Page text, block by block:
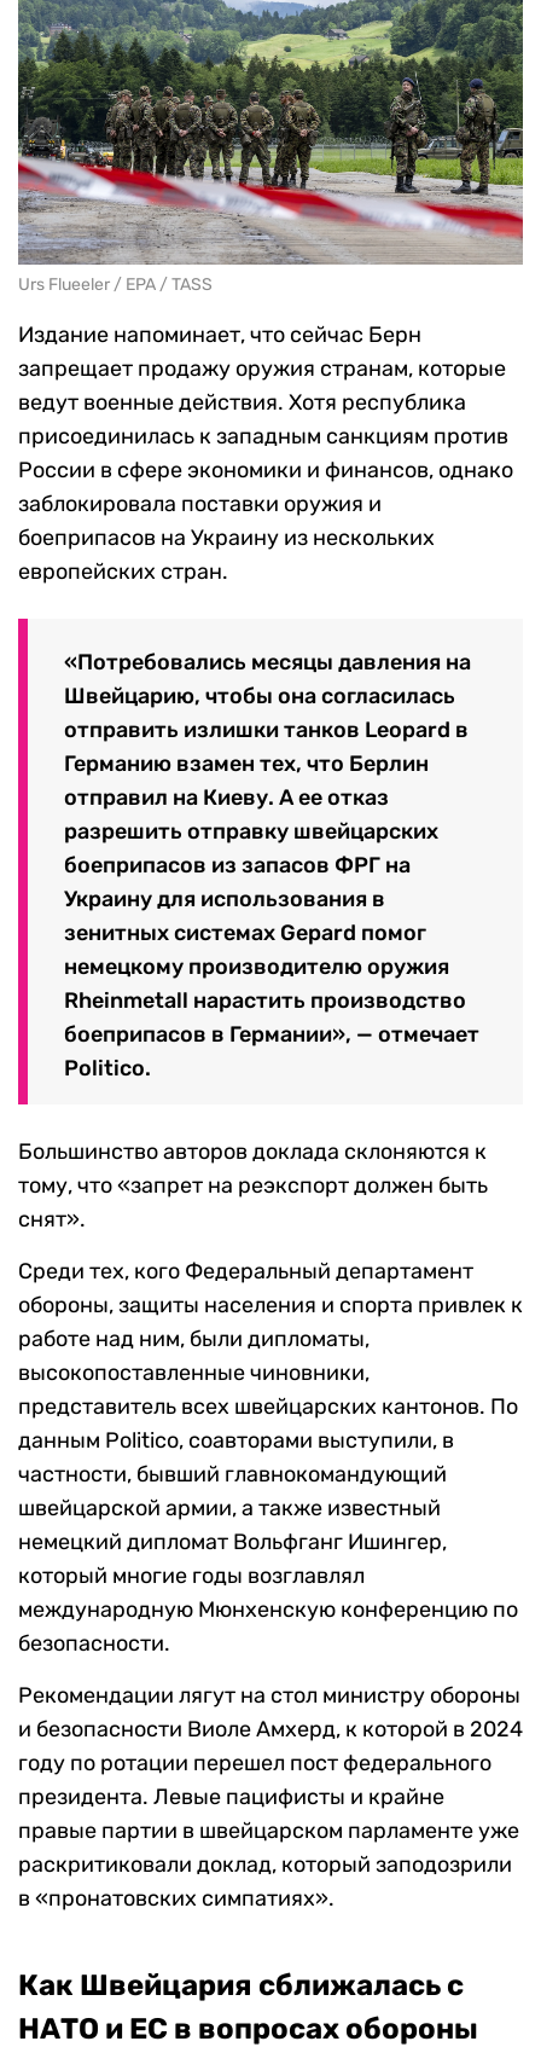
Urs Flueeler / EPA / TASS
Издание напоминает, что сейчас Берн
запрещает продажу оружия странам, которые
ведут военные действия. Хотя республика
присоединилась к западным санкциям против
России в сфере экономики и финансов, однако
заблокировала поставки оружия и
боеприпасов на Украину из нескольких
европейских стран.
«Потребовались месяцы давления на
Швейцарию, чтобы она согласилась
отправить излишки танков Leopard в
Германию взамен тех, что Берлин
отправил на Киеву. А ее отказ
разрешить отправку швейцарских
боеприпасов из запасов ФРГ на
Украину для использования в
зенитных системах Gepard помог
немецкому производителю оружия
Rheinmetall нарастить производство
боеприпасов в Германии», — отмечает
Politico.
Большинство авторов доклада склоняются к
тому, что «запрет на реэкспорт должен быть
снят».
Среди тех, кого Федеральный департамент
обороны, защиты населения и спорта привлек к
работе над ним, были дипломаты,
высокопоставленные чиновники,
представитель всех швейцарских кантонов. По
данным Politico, соавторами выступили, в
частности, бывший главнокомандующий
швейцарской армии, а также известный
немецкий дипломат Вольфганг Ишингер,
который многие годы возглавлял
международную Мюнхенскую конференцию по
безопасности.
Рекомендации лягут на стол министру обороны
и безопасности Виоле Амхерд, к которой в 2024
году по ротации перешел пост федерального
президента. Левые пацифисты и крайне
правые партии в швейцарском парламенте уже
раскритиковали доклад, который заподозрили
в «пронатовских симпатиях».
Как Швейцария сближалась с
НАТО и ЕС в вопросах обороны